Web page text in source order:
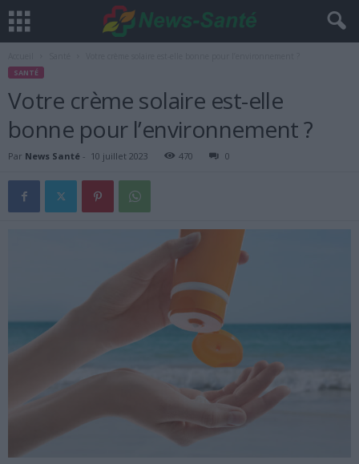
SANTÉ
Votre crème solaire est-elle
bonne pour l’environnement ?
Par News Santé - 10 juillet 2023 470 0